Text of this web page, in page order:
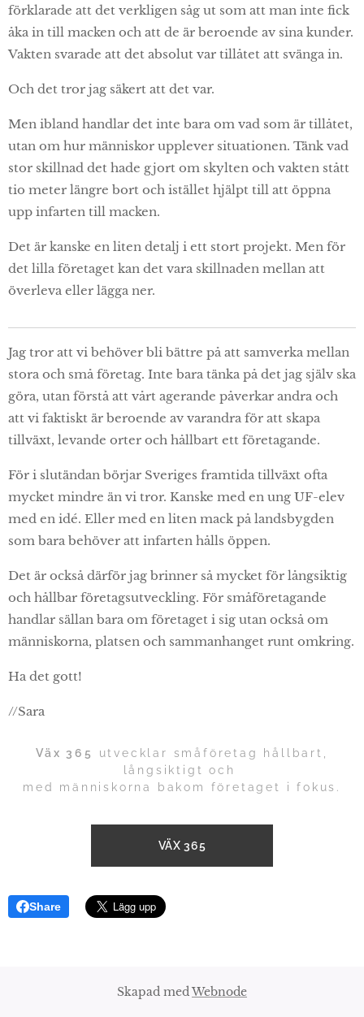
förklarade att det verkligen såg ut som att man inte fick
åka in till macken och att de är beroende av sina kunder.
Vakten svarade att det absolut var tillåtet att svänga in.
Och det tror jag säkert att det var.
Men ibland handlar det inte bara om vad som är tillåtet,
utan om hur människor upplever situationen. Tänk vad
stor skillnad det hade gjort om skylten och vakten stått
tio meter längre bort och istället hjälpt till att öppna
upp infarten till macken.
Det är kanske en liten detalj i ett stort projekt. Men för
det lilla företaget kan det vara skillnaden mellan att
överleva eller lägga ner.
Jag tror att vi behöver bli bättre på att samverka mellan
stora och små företag. Inte bara tänka på det jag själv ska
göra, utan förstå att vårt agerande påverkar andra och
att vi faktiskt är beroende av varandra för att skapa
tillväxt, levande orter och hållbart ett företagande.
För i slutändan börjar Sveriges framtida tillväxt ofta
mycket mindre än vi tror. Kanske med en ung UF-elev
med en idé. Eller med en liten mack på landsbygden
som bara behöver att infarten hålls öppen.
Det är också därför jag brinner så mycket för långsiktig
och hållbar företagsutveckling. För småföretagande
handlar sällan bara om företaget i sig utan också om
människorna, platsen och sammanhanget runt omkring.
Ha det gott!
//Sara
Väx 365
utvecklar småföretag hållbart,
långsiktigt och
med människorna bakom företaget i fokus.
VÄX 365
Share
Skapad medWebnode